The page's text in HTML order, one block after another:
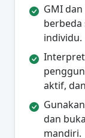
GMI
berbeda
individu.
aktif,
dan
mandiri.